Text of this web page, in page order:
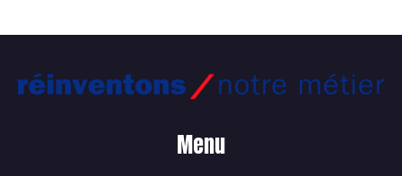
Menu